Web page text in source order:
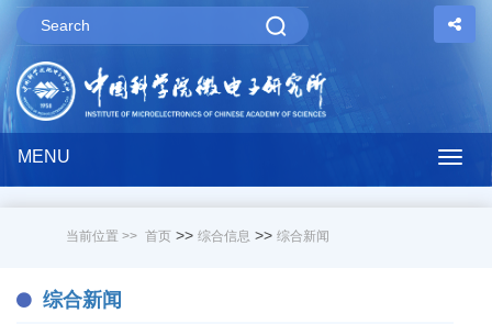
MENU
当前位置 >> 首页 >> 综合信息 >> 综合新闻
综合新闻